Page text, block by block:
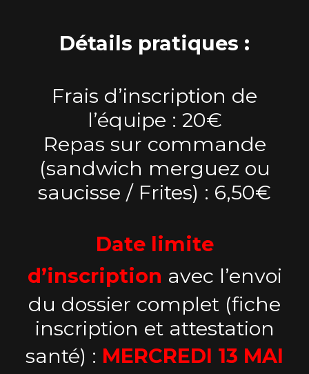
Détails pratiques :
Frais d’inscription de
l’équipe : 20€
Repas sur commande
(sandwich merguez ou
saucisse / Frites) : 6,50€
Date limite
d’inscription avec l’envoi
du dossier complet (fiche
inscription et attestation
santé) : MERCREDI 13 MAI